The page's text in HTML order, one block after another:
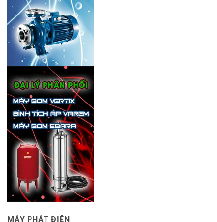
MÁY PHÁT ĐIỆN